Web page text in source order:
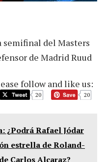
semifinal del Masters
de Madrid Ruud
follow and like us:
20 20
¿Podrá Rafael Jódar
estrella de Roland-
Carlos Alcaraz?